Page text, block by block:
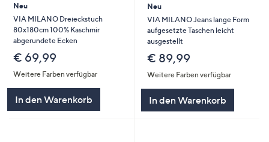
Neu
VIA MILANO Dreieckstuch
80x180cm 100% Kaschmir
abgerundete Ecken
€ 69,99
Weitere Farben verfügbar
In den Warenkorb
Neu
VIA MILANO Jeans lange Form
aufgesetzte Taschen leicht
ausgestellt
€ 89,99
Weitere Farben verfügbar
In den Warenkorb